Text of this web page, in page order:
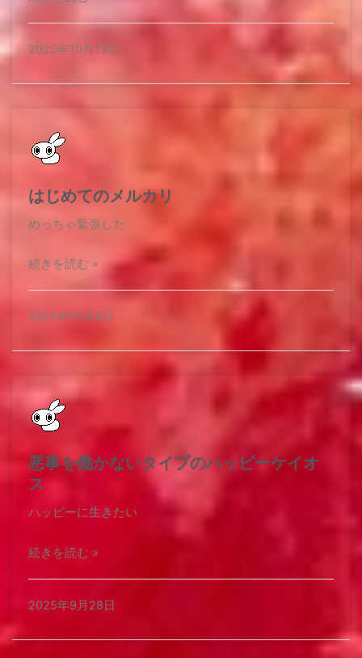
2025年10月13日
はじめてのメルカリ
めっちゃ緊張した
続きを読む »
2025年10月4日
悪事を働かないタイプのハッピーケイオ
ス
ハッピーに生きたい
続きを読む »
2025年9月28日